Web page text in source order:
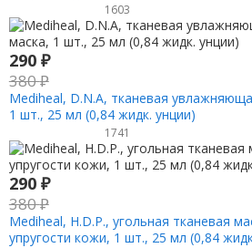
1603
290 ₽
380₽
Mediheal, D.N.A, тканевая
1 шт., 25 мл (0,84 жидк. унции)
1741
290 ₽
380₽
Mediheal, H.D.P., угольная тканевая
упругости кожи, 1 шт., 25 мл (0,84